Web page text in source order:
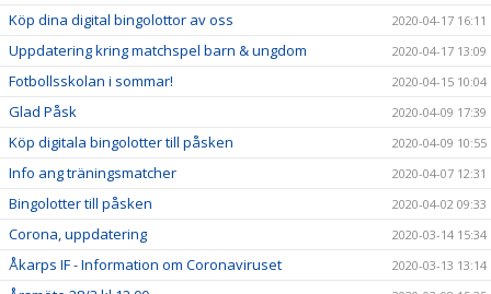
Köp dina digital bingolottor av oss 2020-04-17 16:11
Uppdatering kring matchspel barn & ungdom 2020-04-17 13:09
Fotbollsskolan i sommar! 2020-04-15 10:04
Glad Påsk 2020-04-09 17:39
Köp digitala bingolotter till påsken 2020-04-09 10:55
Info ang träningsmatcher 2020-04-07 12:31
Bingolotter till påsken 2020-04-02 09:33
Corona, uppdatering 2020-03-14 15:34
Åkarps IF - Information om Coronaviruset 2020-03-13 13:14